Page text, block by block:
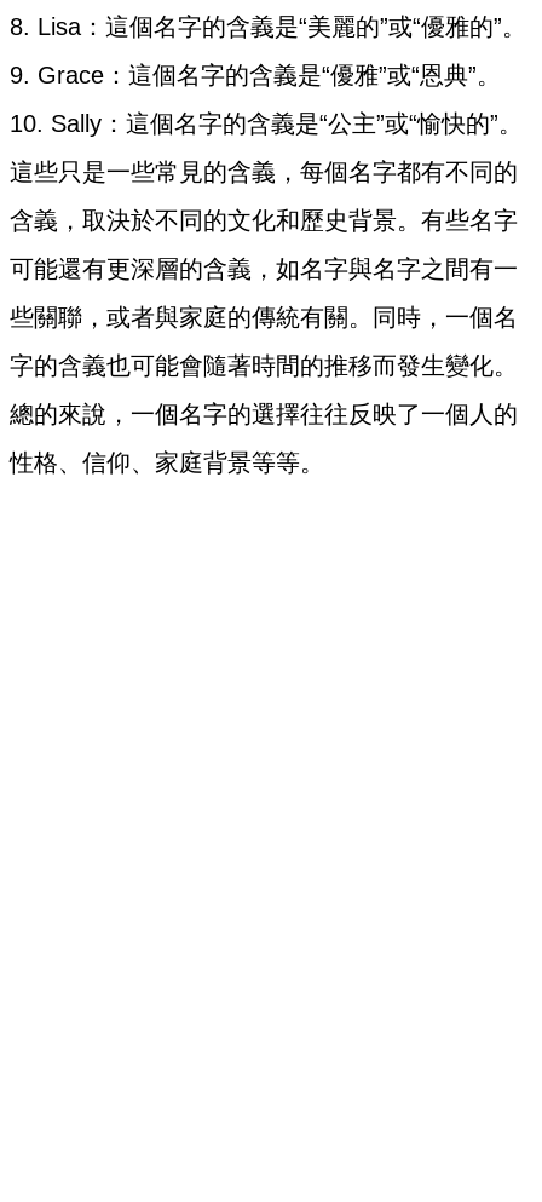
8. Lisa：這個名字的含義是“美麗的”或“優雅的”。
9. Grace：這個名字的含義是“優雅”或“恩典”。
10. Sally：這個名字的含義是“公主”或“愉快的”。
這些只是一些常見的含義，每個名字都有不同的
含義，取決於不同的文化和歷史背景。有些名字
可能還有更深層的含義，如名字與名字之間有一
些關聯，或者與家庭的傳統有關。同時，一個名
字的含義也可能會隨著時間的推移而發生變化。
總的來說，一個名字的選擇往往反映了一個人的
性格、信仰、家庭背景等等。